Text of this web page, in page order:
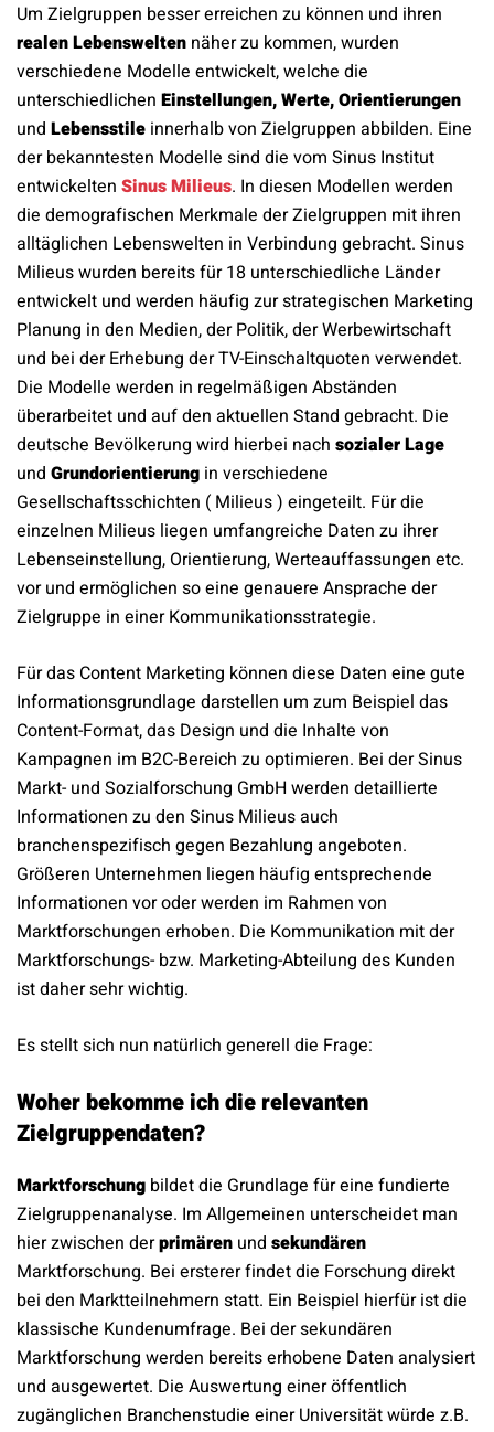
Um Zielgruppen besser erreichen zu können und ihren
realen Lebenswelten näher zu kommen, wurden
verschiedene Modelle entwickelt, welche die
unterschiedlichen Einstellungen, Werte, Orientierungen
und Lebensstile innerhalb von Zielgruppen abbilden. Eine
der bekanntesten Modelle sind die vom Sinus Institut
entwickelten Sinus Milieus. In diesen Modellen werden
die demografischen Merkmale der Zielgruppen mit ihren
alltäglichen Lebenswelten in Verbindung gebracht. Sinus
Milieus wurden bereits für 18 unterschiedliche Länder
entwickelt und werden häufig zur strategischen Marketing
Planung in den Medien, der Politik, der Werbewirtschaft
und bei der Erhebung der TV-Einschaltquoten verwendet.
Die Modelle werden in regelmäßigen Abständen
überarbeitet und auf den aktuellen Stand gebracht. Die
deutsche Bevölkerung wird hierbei nach sozialer Lage
und Grundorientierung in verschiedene
Gesellschaftsschichten ( Milieus ) eingeteilt. Für die
einzelnen Milieus liegen umfangreiche Daten zu ihrer
Lebenseinstellung, Orientierung, Werteauffassungen etc.
vor und ermöglichen so eine genauere Ansprache der
Zielgruppe in einer Kommunikationsstrategie.
Für das Content Marketing können diese Daten eine gute
Informationsgrundlage darstellen um zum Beispiel das
Content-Format, das Design und die Inhalte von
Kampagnen im B2C-Bereich zu optimieren. Bei der Sinus
Markt- und Sozialforschung GmbH werden detaillierte
Informationen zu den Sinus Milieus auch
branchenspezifisch gegen Bezahlung angeboten.
Größeren Unternehmen liegen häufig entsprechende
Informationen vor oder werden im Rahmen von
Marktforschungen erhoben. Die Kommunikation mit der
Marktforschungs- bzw. Marketing-Abteilung des Kunden
ist daher sehr wichtig.
Es stellt sich nun natürlich generell die Frage:
Woher bekomme ich die relevanten
Zielgruppendaten?
Marktforschung bildet die Grundlage für eine fundierte
Zielgruppenanalyse. Im Allgemeinen unterscheidet man
hier zwischen derprimären und sekundären
Marktforschung. Bei ersterer findet die Forschung direkt
bei den Marktteilnehmern statt. Ein Beispiel hierfür ist die
klassische Kundenumfrage. Bei der sekundären
Marktforschung werden bereits erhobene Daten analysiert
und ausgewertet. Die Auswertung einer öffentlich
zugänglichen Branchenstudie einer Universität würde z.B.